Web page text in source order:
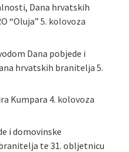
Dana hrvatskih
“Oluja” 5. kolovoza
Dana pobjede i
hrvatskih branitelja 5.
Kumpara 4. kolovoza
i domovinske
te 31. obljetnicu